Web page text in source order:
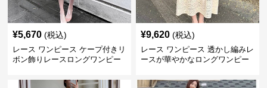
¥5,670 (税込)
レース ワンピース ケープ付きリ
ボン飾りレースロングワンピー
¥9,620 (税込)
レース ワンピース 透かし編みレ
ースが華やかなロングワンピー